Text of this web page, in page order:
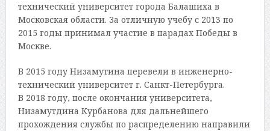
технический университет города Балашиха в
Московская области. За отличную учебу с 2013 по
2015 годы принимал участие в парадах Победы в
Москве.
В 2015 году Низамутина перевели в инженерно-
технический университет г. Санкт-Петербурга.
В 2018 году, после окончания университета,
Низамутдина Курбанова для дальнейшего
прохождения службы по распределению направили